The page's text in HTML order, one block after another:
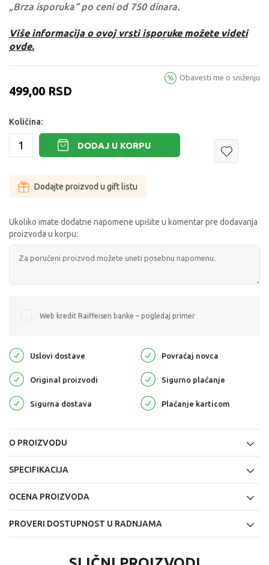
„Brza isporuka“ po ceni od 750 dinara.
Više informacija o ovoj vrsti isporuke možete videti
ovde.
499,00 RSD
Obavesti me o sniženju
Količina:
DODAJ U KORPU
Dodajte proizvod u gift listu
Ukoliko imate dodatne napomene upišite u komentar pre dodavanja
proizvoda u korpu:
Web kredit Raiffeisen banke – pogledaj primer
Uslovi dostave Povraćaj novca
Original proizvodi Sigurno plaćanje
Sigurna dostava Plaćanje karticom
O PROIZVODU
SPECIFIKACIJA
OCENA PROIZVODA
PROVERI DOSTUPNOST U RADNJAMA